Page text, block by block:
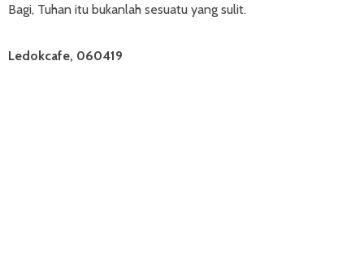
Bagi, Tuhan itu bukanlah sesuatu yang sulit.
Ledokcafe, 060419